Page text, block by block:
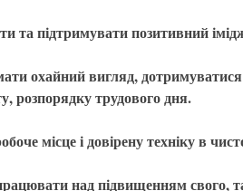
та підтримувати позитивний
охайний вигляд,
розпорядку трудового дня.
місце і довірену техніку в
над підвищенням свого, та